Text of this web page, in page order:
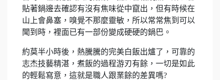
貼著鍋邊去確認有沒有焦味從中竄出，但有時候在
山上會鼻塞，嗅覺不那麼靈敏，所以常常焦到可以
聞到時，裡面已有一部份變成硬硬的鍋巴。
約莫半小時後，熱騰騰的完美白飯出爐了，可靠的
志杰技藝精湛，煮飯的過程游刃有餘，一切是如此
的輕鬆寫意，這就是職人跟業餘的差異嗎?